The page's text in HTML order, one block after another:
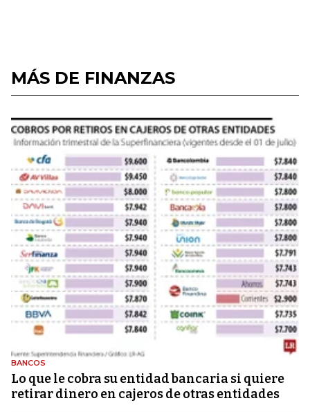
MÁS DE FINANZAS
BANCOS
Lo que le cobra su entidad bancaria si quiere
retirar dinero en cajeros de otras entidades